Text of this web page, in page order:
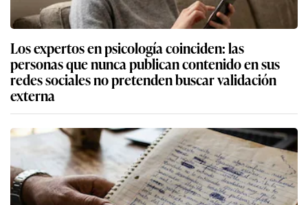
Los expertos en psicología coinciden: las
personas que nunca publican contenido en sus
redes sociales no pretenden buscar validación
externa